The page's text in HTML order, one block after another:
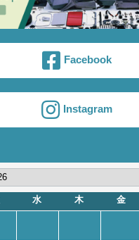
Facebook
Instagram
水 木 金